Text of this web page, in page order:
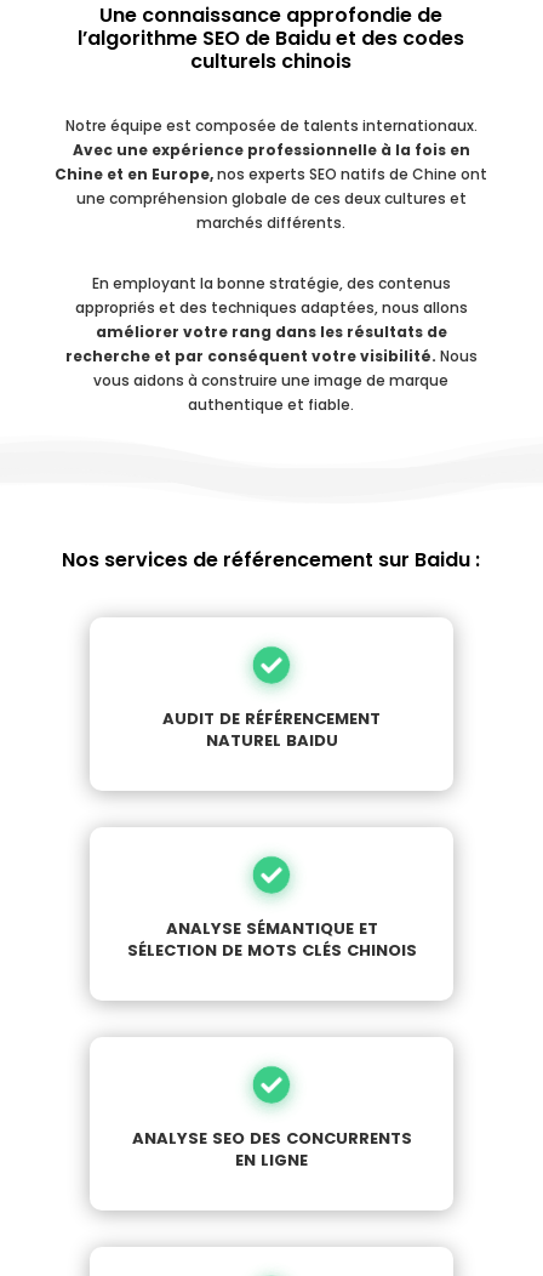
Une connaissance approfondie de
l’algorithme SEO de Baidu et des codes
culturels chinois
Notre équipe est composée de talents internationaux.
Avec une expérience professionnelle à la fois en
Chine et en Europe,nos experts SEO natifs de Chine ont
une compréhension globale de ces deux cultures et
marchés différents.
En employant la bonne stratégie, des contenus
appropriés et des techniques adaptées, nous allons
améliorer votre rang dans les résultats de
recherche et par conséquent votre visibilité. Nous
vous aidons à construire une image de marque
authentique et fiable.
Nos services de référencement sur Baidu :
audit de référencement
naturel baidu
analyse sémantique et
sélection de mots clés chinois
analyse seo des concurrents
en ligne